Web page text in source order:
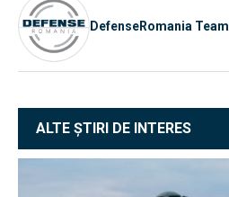
DefenseRomania Team
ALTE ȘTIRI DE INTERES